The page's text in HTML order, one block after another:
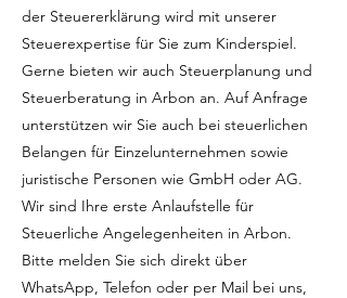
der Steuererklärung wird mit unserer
Steuerexpertise für Sie zum Kinderspiel.
Gerne bieten wir auch Steuerplanung und
Steuerberatung in Arbon an. Auf Anfrage
unterstützen wir Sie auch bei steuerlichen
Belangen für Einzelunternehmen sowie
juristische Personen wie GmbH oder AG.
Wir sind Ihre erste Anlaufstelle für
Steuerliche Angelegenheiten in Arbon.
Bitte melden Sie sich direkt über
WhatsApp, Telefon oder per Mail bei uns,